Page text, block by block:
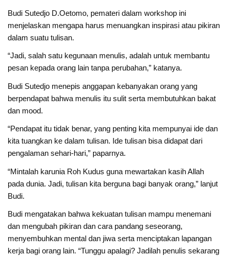
Budi Sutedjo D.Oetomo, pemateri dalam workshop ini
menjelaskan mengapa harus menuangkan inspirasi atau pikiran
dalam suatu tulisan.
“Jadi, salah satu kegunaan menulis, adalah untuk membantu
pesan kepada orang lain tanpa perubahan,” katanya.
Budi Sutedjo menepis anggapan kebanyakan orang yang
berpendapat bahwa menulis itu sulit serta membutuhkan bakat
dan mood.
“Pendapat itu tidak benar, yang penting kita mempunyai ide dan
kita tuangkan ke dalam tulisan. Ide tulisan bisa didapat dari
pengalaman sehari-hari,” paparnya.
“Mintalah karunia Roh Kudus guna mewartakan kasih Allah
pada dunia. Jadi, tulisan kita berguna bagi banyak orang,” lanjut
Budi.
Budi mengatakan bahwa kekuatan tulisan mampu menemani
dan mengubah pikiran dan cara pandang seseorang,
menyembuhkan mental dan jiwa serta menciptakan lapangan
kerja bagi orang lain. “Tunggu apalagi? Jadilah penulis sekarang